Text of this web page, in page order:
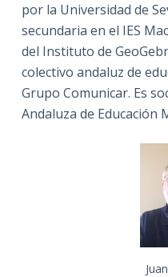
por la Universidad de
secundaria en el IES
del Instituto de
colectivo andaluz de
Grupo Comunicar. Es
Andaluza de Educación